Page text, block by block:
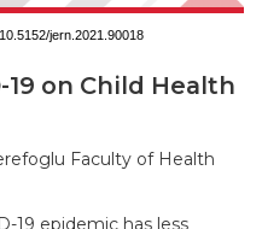
10.5152/jern.2021.90018
19 on Child Health
Faculty of Health
19 epidemic has less